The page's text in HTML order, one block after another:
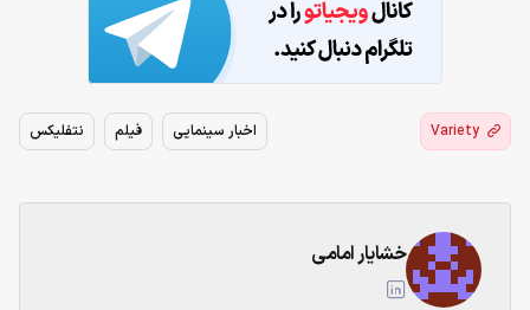
Variety اخبار سینمایی فیلم نتفلیکس
خشایار امامی